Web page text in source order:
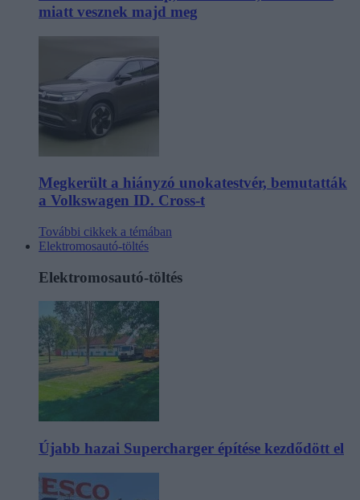
miatt vesznek majd meg
Megkerült a hiányzó unokatestvér, bemutatták
a Volkswagen ID. Cross-t
További cikkek a témában
Elektromosautó-töltés
Elektromosautó-töltés
Újabb hazai Supercharger építése kezdődött el